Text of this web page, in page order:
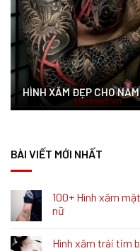
HÌNH XĂM ĐẸP CHO NAM
BÀI VIẾT MỚI NHẤT
100+ Hình xăm
nữ
Hình xăm trái tim